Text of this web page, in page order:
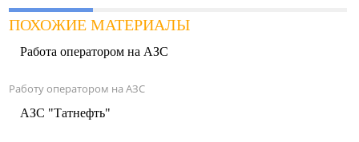
ПОХОЖИЕ МАТЕРИАЛЫ
Работа оператором на АЗС
Работу оператором на АЗС
АЗС "Татнефть"